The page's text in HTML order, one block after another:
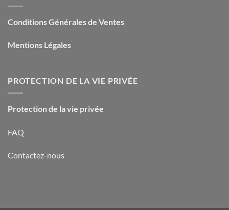
Conditions Générales de Ventes
Mentions Légales
PROTECTION DE LA VIE PRIVÉE
Protection de la vie privée
FAQ
Contactez-nous